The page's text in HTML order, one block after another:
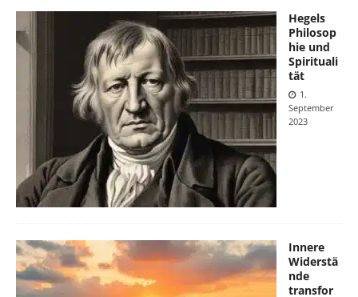
Hegels
Philosop
hie und
Spirituali
tät
1.
September
2023
Innere
Widerstä
nde
transfor